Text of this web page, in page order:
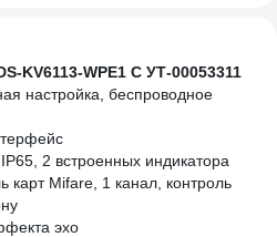
KV6113-WPE1 C УТ-00053311
настройка, беспроводное
2 встроенных индикатора
карт Mifare, 1 канал, контроль
эхо